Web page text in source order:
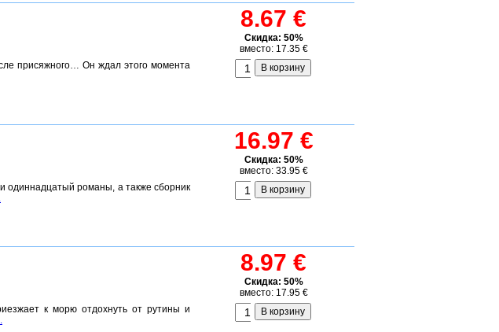
присяжного… Он ждал этого момента
8.67 €
Скидка: 50%
вместо: 17.35 €
одиннадцатый романы, а также сборник
16.97 €
Скидка: 50%
вместо: 33.95 €
к морю отдохнуть от рутины и
8.97 €
Скидка: 50%
вместо: 17.95 €